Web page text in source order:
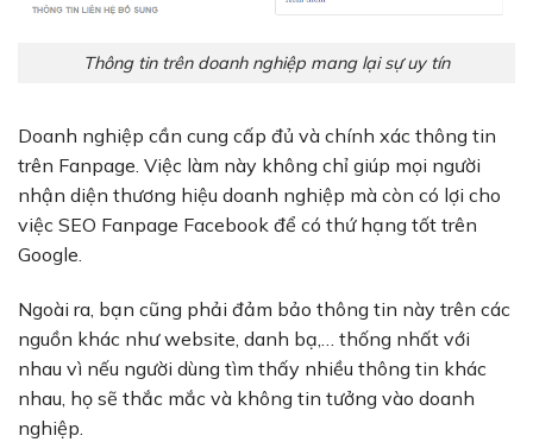
Thông tin trên doanh nghiệp mang lại sự uy tín
Doanh nghiệp cần cung cấp đủ và chính xác thông tin
trên Fanpage. Việc làm này không chỉ giúp mọi người
nhận diện thương hiệu doanh nghiệp mà còn có lợi cho
việc SEO Fanpage Facebook để có thứ hạng tốt trên
Google.
Ngoài ra, bạn cũng phải đảm bảo thông tin này trên các
nguồn khác như website, danh bạ,… thống nhất với
nhau vì nếu người dùng tìm thấy nhiều thông tin khác
nhau, họ sẽ thắc mắc và không tin tưởng vào doanh
nghiệp.